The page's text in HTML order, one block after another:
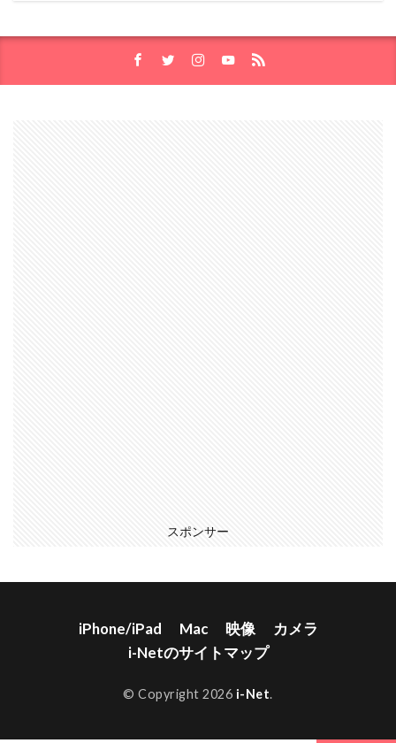
スポンサー
iPhone/iPad Mac 映像
カメラ
i-Netのサイトマップ
© Copyright 2026 i-Net.